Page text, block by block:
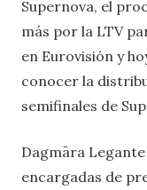
Supernova, el
más por la LTV
en Eurovisión y
conocer la
semifinales de
Dagmāra
encargadas de